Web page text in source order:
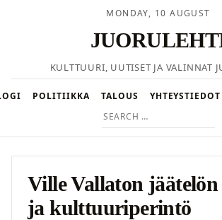
MONDAY, 10 AUGUST
KULTTUURI, UUTISET JA VALINNAT
POLITIIKKA TALOUS YHTEYSTIEDOT
Search
for:
Ville Vallaton
ja kulttuuriperintö